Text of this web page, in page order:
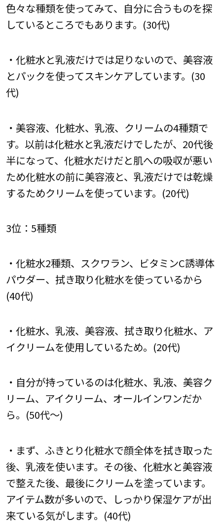
色々な種類を使ってみて、自分に合うものを探
しているところでもあります。(30代)
・化粧水と乳液だけでは足りないので、美容液
とパックを使ってスキンケアしています。(30
代)
・美容液、化粧水、乳液、クリームの4種類で
す。以前は化粧水と乳液だけでしたが、20代後
半になって、化粧水だけだと肌への吸収が悪い
ため化粧水の前に美容液と、乳液だけでは乾燥
するためクリームを使っています。(20代)
3位：5種類
・化粧水2種類、スクワラン、ビタミンC誘導体
パウダー、拭き取り化粧水を使っているから
(40代)
・化粧水、乳液、美容液、拭き取り化粧水、ア
イクリームを使用しているため。(20代)
・自分が持っているのは化粧水、乳液、美容ク
リーム、アイクリーム、オールインワンだか
ら。(50代～)
・まず、ふきとり化粧水で顔全体を拭き取った
後、乳液を使います。その後、化粧水と美容液
で整えた後、最後にクリームを塗っています。
アイテム数が多いので、しっかり保湿ケアが出
来ている気がします。(40代)